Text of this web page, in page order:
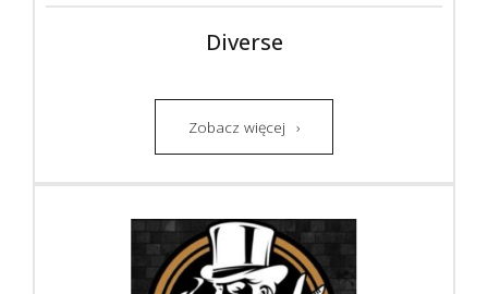
Diverse
Zobacz więcej